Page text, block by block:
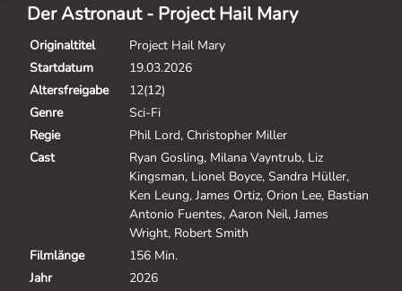
Der Astronaut - Project Hail Mary
Originaltitel
Project Hail Mary
Startdatum
19.03.2026
Altersfreigabe
12(12)
Genre
Sci-Fi
Regie
Phil Lord, Christopher Miller
Cast
Ryan Gosling, Milana Vayntrub, Liz
Kingsman, Lionel Boyce, Sandra Hüller,
Ken Leung, James Ortiz, Orion Lee, Bastian
Antonio Fuentes, Aaron Neil, James
Wright, Robert Smith
Filmlänge
156 Min.
Jahr
2026